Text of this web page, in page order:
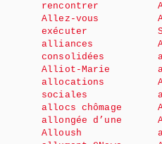
rencontrer
Allez-vous
exécuter
alliances
consolidées
Alliot-Marie
allocations
sociales
allocs chômage
allongée d’une
Alloush